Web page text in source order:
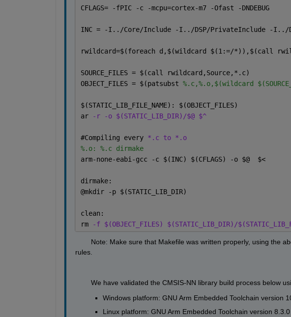
CFLAGS= -fPIC -c -mcpu=cortex-m7 -Ofast -DNDEBUG
INC = -I../Core/Include -I../DSP/PrivateInclude -I../
rwildcard=$(foreach d, $(wildcard $(1:=/*)), $(call
SOURCE_FILES = $(call rwildcard,Source,*.c)
OBJECT_FILES = $(patsubst %.c,%.o,$(wildcard
$(STATIC_LIB_FILE_NAME): $(OBJECT_FILES)
ar
-r -o $(STATIC_LIB_DIR)/$@ $^
#Compiling every *.c to *.o
%.o: %.c dirmake
arm-none-eabi-gcc -c $(INC) $(CFLAGS) -o $@ $<
dirmake:
@mkdir -p $(STATIC_LIB_DIR)
clean:
rm
-f $(OBJECT_FILES) $(STATIC_LIB_DIR)/
Note: Make sure that Makefile was written properly, using the
rules.
We have validated the CMSIS-NN library build process below
Windows platform: GNU Arm Embedded Toolchain version
Linux platform: GNU Arm Embedded Toolchain version 8.3.0